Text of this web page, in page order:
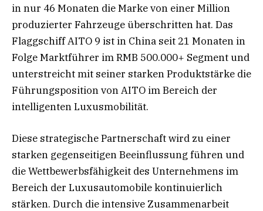
in nur 46 Monaten die Marke von einer Million
produzierter Fahrzeuge überschritten hat. Das
Flaggschiff AITO 9 ist in China seit 21 Monaten in
Folge Marktführer im RMB 500.000+ Segment und
unterstreicht mit seiner starken Produktstärke die
Führungsposition von AITO im Bereich der
intelligenten Luxusmobilität.
Diese strategische Partnerschaft wird zu einer
starken gegenseitigen Beeinflussung führen und
die Wettbewerbsfähigkeit des Unternehmens im
Bereich der Luxusautomobile kontinuierlich
stärken. Durch die intensive Zusammenarbeit